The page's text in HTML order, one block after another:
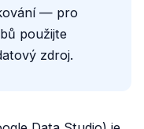
— pro
použijte
zdroj.